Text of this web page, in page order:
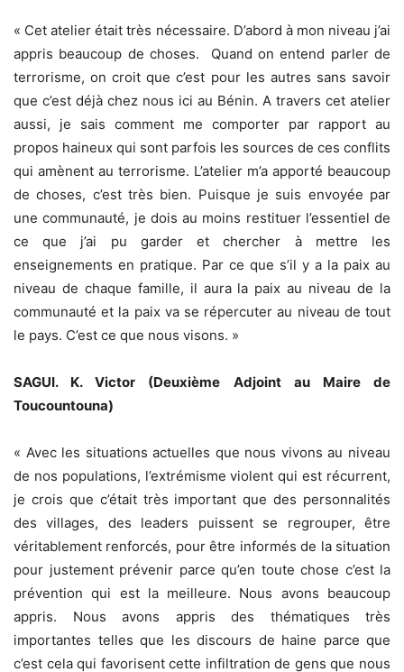
« Cet atelier était très nécessaire. D’abord à mon niveau j’ai
appris beaucoup de choses. Quand on entend parler de
terrorisme, on croit que c’est pour les autres sans savoir
que c’est déjà chez nous ici au Bénin. A travers cet atelier
aussi, je sais comment me comporter par rapport au
propos haineux qui sont parfois les sources de ces conflits
qui amènent au terrorisme. L’atelier m’a apporté beaucoup
de choses, c’est très bien. Puisque je suis envoyée par
une communauté, je dois au moins restituer l’essentiel de
ce que j’ai pu garder et chercher à mettre les
enseignements en pratique. Par ce que s’il y a la paix au
niveau de chaque famille, il aura la paix au niveau de la
communauté et la paix va se répercuter au niveau de tout
le pays. C’est ce que nous visons. »
SAGUI. K. Victor (Deuxième Adjoint au Maire de
Toucountouna)
« Avec les situations actuelles que nous vivons au niveau
de nos populations, l’extrémisme violent qui est récurrent,
je crois que c’était très important que des personnalités
des villages, des leaders puissent se regrouper, être
véritablement renforcés, pour être informés de la situation
pour justement prévenir parce qu’en toute chose c’est la
prévention qui est la meilleure. Nous avons beaucoup
appris. Nous avons appris des thématiques très
importantes telles que les discours de haine parce que
c’est cela qui favorisent cette infiltration de gens que nous